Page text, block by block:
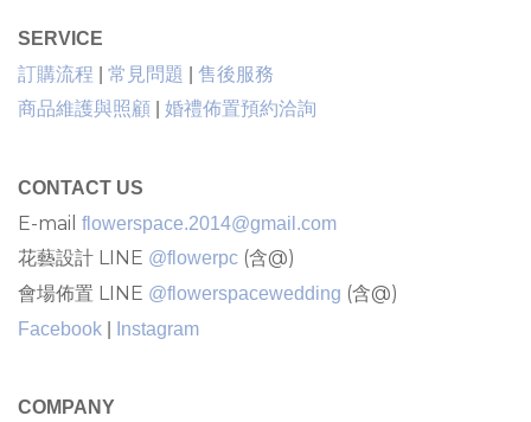
SERVICE
訂購流程
常見問題 售後服務
商品維護與照顧 婚禮佈置預約洽詢
CONTACT US
E-mail flowerspace.2014@gmail.com
花藝設計 LINE @flowerpc (含@)
會場佈置 LINE @flowerspacewedding (含@)
Facebook Instagram
COMPANY